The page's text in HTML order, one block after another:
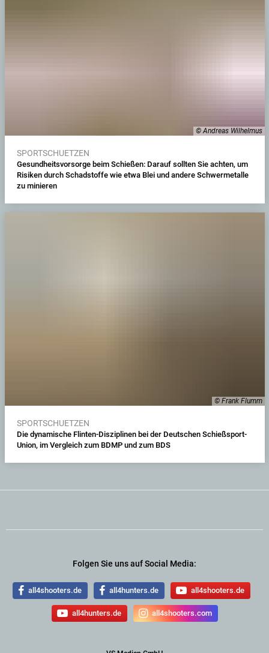
© Andreas Wilhelmus
SPORTSCHUETZEN
Gesundheitsvorsorge beim Schießen: Darauf sollten Sie achten, um
Risiken durch Schadstoffe wie etwa Blei und andere Schwermetalle
zu minieren
© Frank Flumm
SPORTSCHUETZEN
Die dynamische Flinten-Disziplinen bei der Deutschen Schießsport-
Union, im Vergleich zum BDMP und zum BDS
Folgen Sie uns auf Social Media:
all4shooters.de all4hunters.de all4shooters.de
all4hunters.de all4shooters.com